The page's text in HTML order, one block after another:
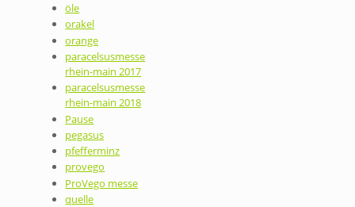
öle
orakel
orange
paracelsusmesse
rhein-main 2017
paracelsusmesse
rhein-main 2018
Pause
pegasus
pfefferminz
provego
ProVego messe
quelle